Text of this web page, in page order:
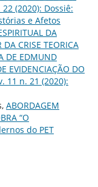
(2020): Dossiê:
e Afetos
DA
CRISE TEORICA
DE EDMUND
EVIDENCIAÇÃO DO
11 n. 21 (2020):
ABORDAGEM
“O
do PET